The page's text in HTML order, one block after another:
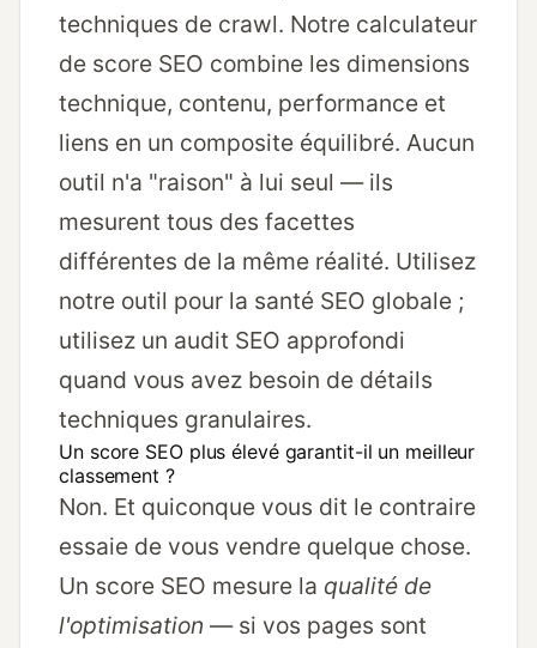
techniques de crawl. Notre calculateur
de score SEO combine les dimensions
technique, contenu, performance et
liens en un composite équilibré. Aucun
outil n'a "raison" à lui seul — ils
mesurent tous des facettes
différentes de la même réalité. Utilisez
notre outil pour la santé SEO globale ;
utilisez un audit SEO approfondi
quand vous avez besoin de détails
techniques granulaires.
Un score SEO plus élevé garantit-il un meilleur
classement ?
Non. Et quiconque vous dit le contraire
essaie de vous vendre quelque chose.
Un score SEO mesure la qualité de
l'optimisation — si vos pages sont